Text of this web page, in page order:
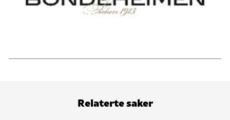
Relaterte saker